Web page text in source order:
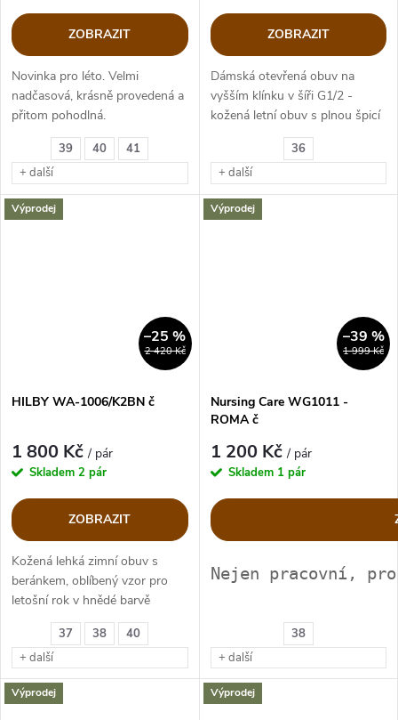
39 40
41
+ další
ZOBRAZIT
Novinka pro léto. Velmi
nadčasová, krásně provedená a
přitom pohodlná.
36
+ další
ZOBRAZIT
Dámská otevřená obuv na
vyšším klínku v šíři G1/2 -
kožená letní obuv s plnou špicí
Výprodej
2 420 Kč
–25 %
37 38
40
+ další
HILBY WA-1006/K2BN č
1 800 Kč/ pár
Skladem 2 pár
ZOBRAZIT
Kožená lehká zimní obuv s
beránkem, oblíbený vzor pro
letošní rok v hnědé barvě
Výprodej
1 999 Kč
–39 %
38
+ další
Nursing Care WG1011 -
ROMA č
1 200 Kč/ pár
Skladem 1 pár
Nejen pracovní,
Výprodej Výprodej